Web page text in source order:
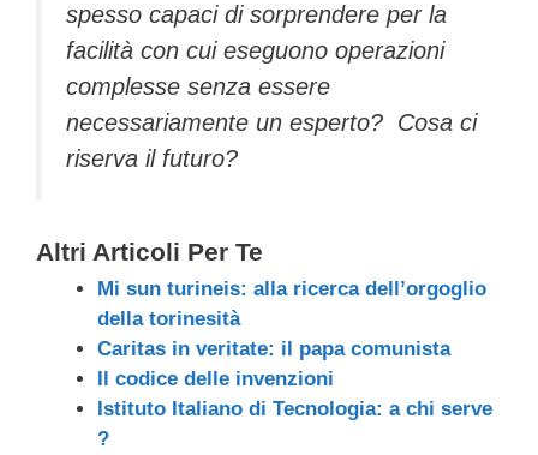
spesso capaci di sorprendere per la
facilità con cui eseguono operazioni
complesse senza essere
necessariamente un esperto? Cosa ci
riserva il futuro?
Altri Articoli Per Te
Mi sun turineis: alla ricerca dell’orgoglio
della torinesità
Caritas in veritate: il papa comunista
Il codice delle invenzioni
Istituto Italiano di Tecnologia: a chi serve
?